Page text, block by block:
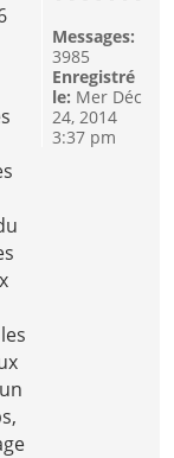
Messages:
3985
Enregistré
le: Mer Déc
24, 2014
3:37 pm